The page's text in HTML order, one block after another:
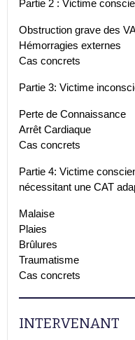
Partie 2 : Victime
Obstruction grave des
Hémorragies externes
Cas concrets
Partie 3: Victime
Perte de Connaissance
Arrêt Cardiaque
Cas concrets
Partie 4: Victime
nécessitant une CAT
Malaise
Plaies
Brûlures
Traumatisme
Cas concrets
INTERVENANT